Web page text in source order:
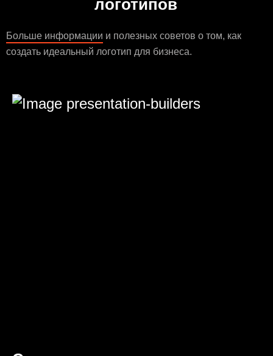
логотипов
Больше информации и полезных советов о том, как
создать идеальный логотип для бизнеса.